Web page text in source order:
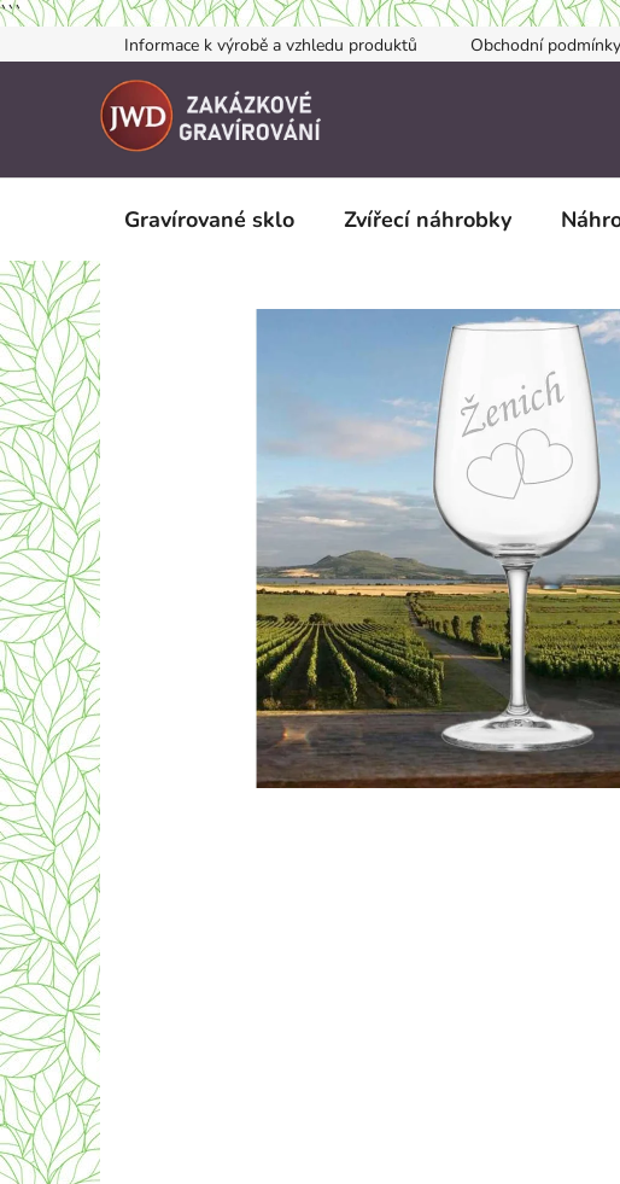
```
na
Informace k výrobě a vzhledu produktů Obchodní podmínky
Gravírované sklo Zvířecí náhrobky